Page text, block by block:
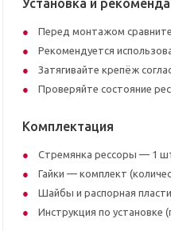
Установка и
Перед монтажом
Рекомендуется
Затягивайте крепёж
Проверяйте состояние
Комплектация
Стремянка рессоры — 1
Гайки — комплект
Шайбы и распорная
Инструкция по установке